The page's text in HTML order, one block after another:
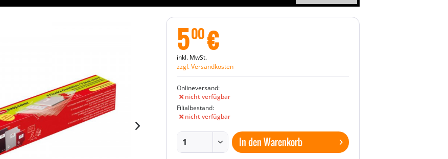
500€
inkl. MwSt.
zzgl. Versandkosten
Onlineversand:
nicht verfügbar
Filialbestand:
nicht verfügbar
In denWarenkorb